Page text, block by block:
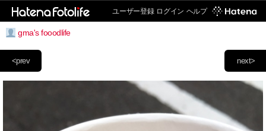
ユーザー登録 ログイン ヘルプ
gma's fooodlife
next>
<prev